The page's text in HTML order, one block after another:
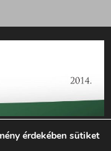
évi működésének
sz. támogatási
érdekében sütiket